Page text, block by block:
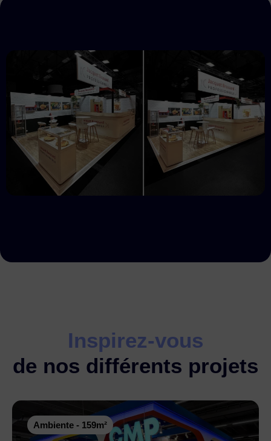
Inspirez-vous
de nos différents projets
Ambiente - 159m²